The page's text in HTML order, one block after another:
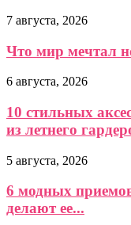
7 августа, 2026
Что мир мечтал
6 августа, 2026
10 стильных
из летнего
5 августа, 2026
6 модных
делают ее...